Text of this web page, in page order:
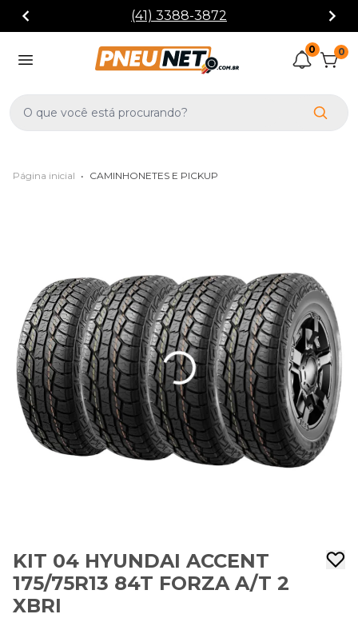
(41) 3388-3872
0 0
Página inicial • CAMINHONETES E PICKUP
KIT 04 HYUNDAI ACCENT
175/75R13 84T FORZA A/T 2
XBRI